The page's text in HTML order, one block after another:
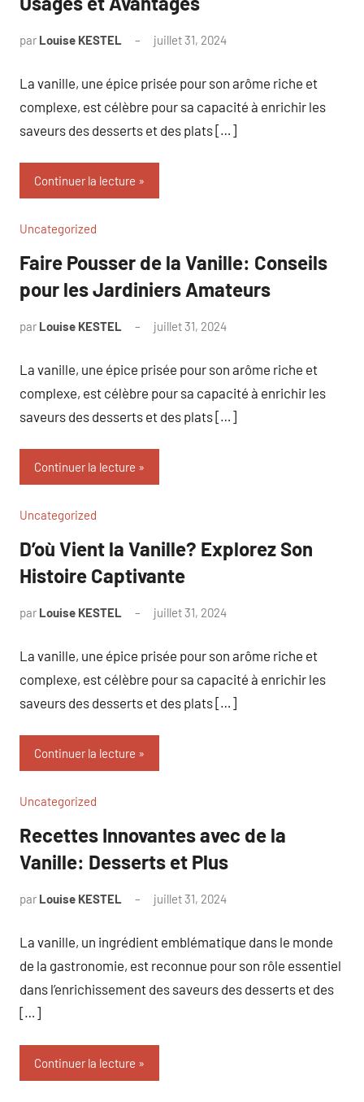
par Louise KESTEL juillet 31, 2024
La vanille, une épice prisée pour son arôme riche et
complexe, est célèbre pour sa capacité à enrichir les
saveurs des desserts et des plats […]
Continuer la lecture
Uncategorized
Faire Pousser de la Vanille: Conseils
pour les Jardiniers Amateurs
par Louise KESTEL juillet 31, 2024
La vanille, une épice prisée pour son arôme riche et
complexe, est célèbre pour sa capacité à enrichir les
saveurs des desserts et des plats […]
Continuer la lecture
Uncategorized
D’où Vient la Vanille? Explorez Son
Histoire Captivante
par Louise KESTEL juillet 31, 2024
La vanille, une épice prisée pour son arôme riche et
complexe, est célèbre pour sa capacité à enrichir les
saveurs des desserts et des plats […]
Continuer la lecture
Uncategorized
Recettes Innovantes avec de la
Vanille: Desserts et Plus
par Louise KESTEL juillet 31, 2024
La vanille, un ingrédient emblématique dans le monde
de la gastronomie, est reconnue pour son rôle essentiel
dans l’enrichissement des saveurs des desserts et des
[…]
Continuer la lecture